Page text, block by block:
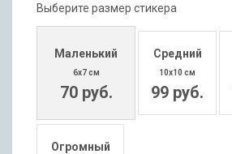
Выберите размер стикера
Маленький
6x7 см
70 руб.
Средний
10x10 см
99 руб.
Огромный